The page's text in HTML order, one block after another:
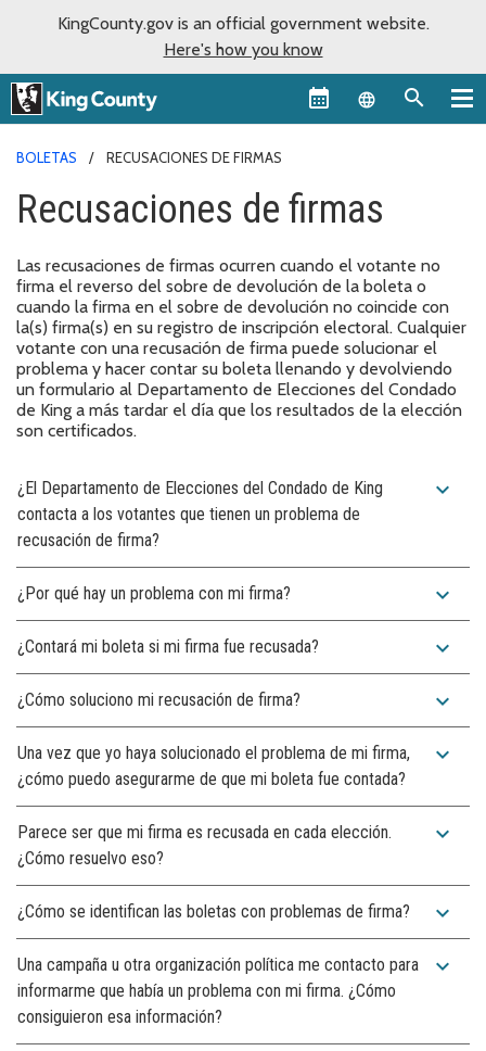
KingCounty.gov is an official government website.
Here's how you know
Language
BOLETAS RECUSACIONES DE FIRMAS
Recusaciones de firmas
Las recusaciones de firmas ocurren cuando el votante no
firma el reverso del sobre de devolución de la boleta o
cuando la firma en el sobre de devolución no coincide con
la(s) firma(s) en su registro de inscripción electoral. Cualquier
votante con una recusación de firma puede solucionar el
problema y hacer contar su boleta llenando y devolviendo
un formulario al Departamento de Elecciones del Condado
de King a más tardar el día que los resultados de la elección
son certificados.
¿El Departamento de Elecciones del Condado de King
contacta a los votantes que tienen un problema de
recusación de firma?
expand_more
¿Por qué hay un problema con mi firma? expand_more
¿Contará mi boleta si mi firma fue recusada? expand_more
¿Cómo soluciono mi recusación de firma? expand_more
Una vez que yo haya solucionado el problema de mi firma,
¿cómo puedo asegurarme de que mi boleta fue contada?
expand_more
Parece ser que mi firma es recusada en cada elección.
¿Cómo resuelvo eso?
expand_more
¿Cómo se identifican las boletas con problemas de firma? expand_more
Una campaña u otra organización política me contacto para
informarme que había un problema con mi firma. ¿Cómo
consiguieron esa información?
expand_more